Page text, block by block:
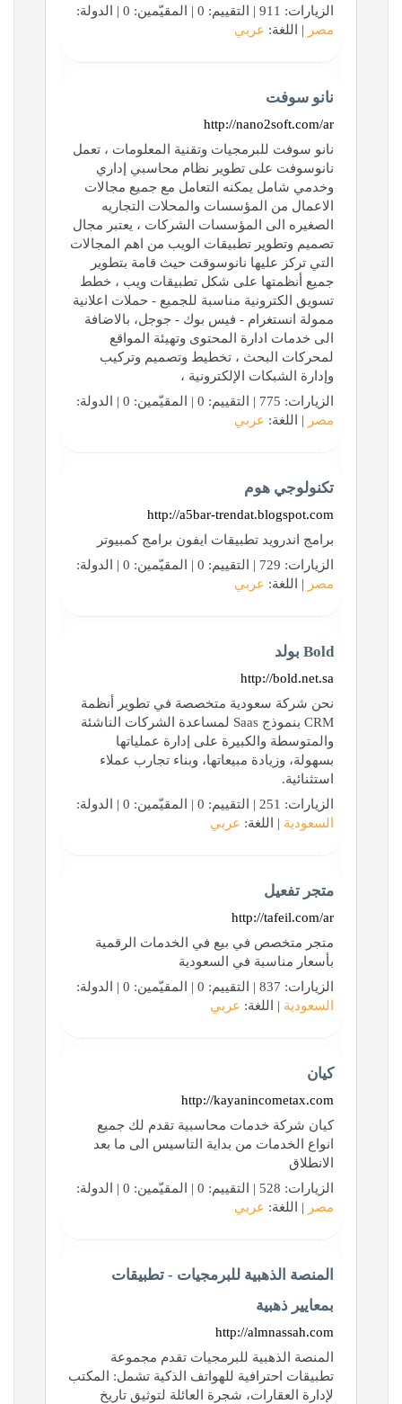
الزيارات: 911 | التقييم: 0 | المقيّمين: 0 | الدولة:
مصر | اللغة: عربي
نانو سوفت
http://nano2soft.com/ar
نانو سوفت للبرمجيات وتقنية المعلومات ، تعمل
نانوسوفت على تطوير نظام محاسبي إداري
وخدمي شامل يمكنه التعامل مع جميع مجالات
الاعمال من المؤسسات والمحلات التجاريه
الصغيره الى المؤسسات الشركات ، يعتبر مجال
تصميم وتطوير تطبيقات الويب من اهم المجالات
التي تركز عليها نانوسوقت حيث قامة بتطوير
جميع أنظمتها على شكل تطبيقات ويب ، خطط
تسويق الكترونية مناسبة للجميع - حملات اعلانية
ممولة انستغرام - فيس بوك - جوجل، بالاضافة
الى خدمات ادارة المحتوى وتهيئة المواقع
لمحركات البحث ، تخطيط وتصميم وتركيب
وإدارة الشبكات الإلكترونية ،
الزيارات: 775 | التقييم: 0 | المقيّمين: 0 | الدولة:
مصر | اللغة: عربي
تكنولوجي هوم
http://a5bar-trendat.blogspot.com
برامج اندرويد تطبيقات ايفون برامج كمبيوتر
الزيارات: 729 | التقييم: 0 | المقيّمين: 0 | الدولة:
مصر | اللغة: عربي
Bold بولد
http://bold.net.sa
نحن شركة سعودية متخصصة في تطوير أنظمة
CRM بنموذج Saas لمساعدة الشركات الناشئة
والمتوسطة والكبيرة على إدارة عملياتها
بسهولة، وزيادة مبيعاتها، وبناء تجارب عملاء
استثنائية.
الزيارات: 251 | التقييم: 0 | المقيّمين: 0 | الدولة:
السعودية | اللغة: عربي
متجر تفعيل
http://tafeil.com/ar
متجر متخصص في بيع في الخدمات الرقمية
بأسعار مناسبة في السعودية
الزيارات: 837 | التقييم: 0 | المقيّمين: 0 | الدولة:
السعودية | اللغة: عربي
كيان
http://kayanincometax.com
كيان شركة خدمات محاسبية تقدم لك جميع
انواع الخدمات من بداية التاسيس الى ما بعد
الانطلاق
الزيارات: 528 | التقييم: 0 | المقيّمين: 0 | الدولة:
مصر | اللغة: عربي
المنصة الذهبية للبرمجيات - تطبيقات
بمعايير ذهبية
http://almnassah.com
المنصة الذهبية للبرمجيات تقدم مجموعة
تطبيقات احترافية للهواتف الذكية تشمل: المكتب
لإدارة العقارات، شجرة العائلة لتوثيق تاريخ